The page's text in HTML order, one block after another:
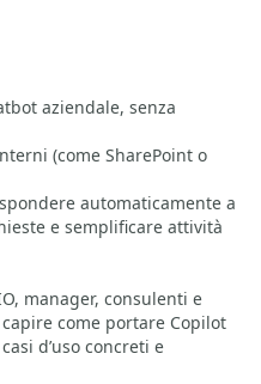
aziendale, senza
(come SharePoint o
automaticamente a
e semplificare attività
manager, consulenti e
come portare Copilot
d’uso concreti e